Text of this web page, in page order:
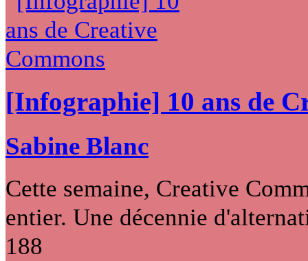
[Infographie] 10 ans de
Sabine Blanc
Cette semaine, Creative
entier. Une décennie
188